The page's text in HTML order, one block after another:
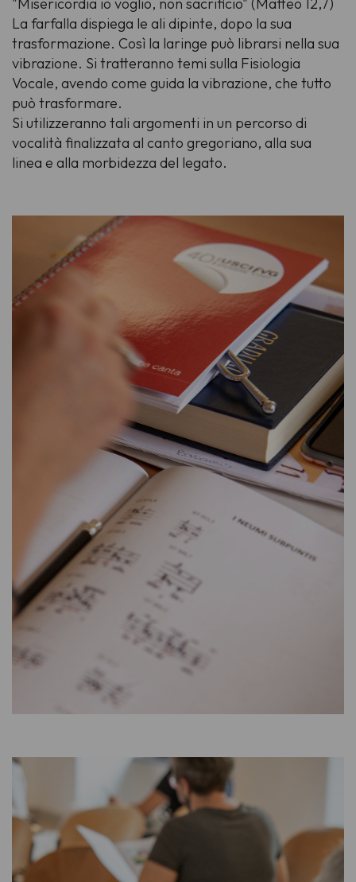
La farfalla dispiega le ali dipinte, dopo la sua
trasformazione. Così la laringe può librarsi nella sua
vibrazione. Si tratteranno temi sulla Fisiologia
Vocale, avendo come guida la vibrazione, che tutto
può trasformare.
Si utilizzeranno tali argomenti in un percorso di
vocalità finalizzata al canto gregoriano, alla sua
linea e alla morbidezza del legato.